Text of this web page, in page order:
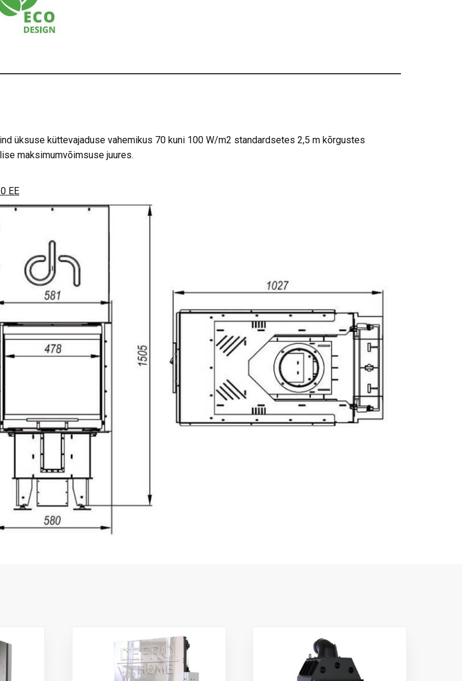
üksuse küttevajaduse vahemikus 70 kuni 100 W/m2 standardsetes 2,5 m kõrgustes
maksimumvõimsuse juures.
EE